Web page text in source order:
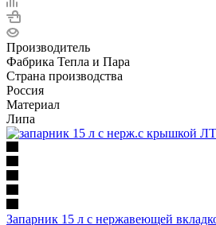
Производитель
Фабрика Тепла и Пара
Страна производства
Россия
Материал
Липа
Запарник 15 л с нержавеющей